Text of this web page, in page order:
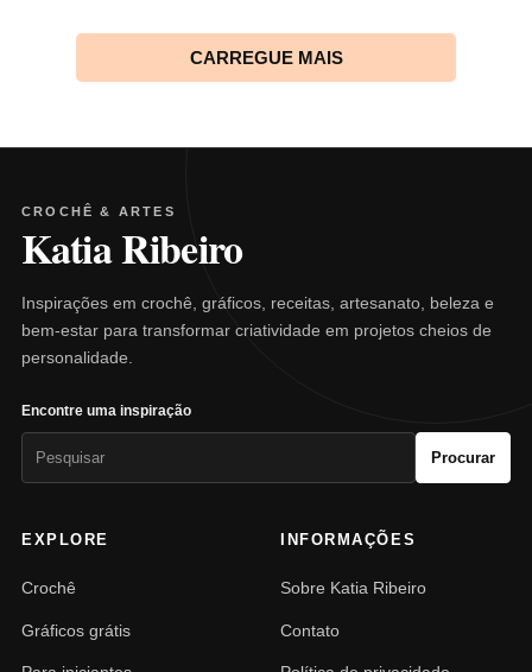
CARREGUE MAIS
CROCHÊ & ARTES
Katia Ribeiro
Inspirações em crochê, gráficos, receitas, artesanato, beleza e
bem-estar para transformar criatividade em projetos cheios de
personalidade.
Encontre uma inspiração
Procurar
EXPLORE
Crochê
Gráficos grátis
INFORMAÇÕES
Sobre Katia Ribeiro
Contato